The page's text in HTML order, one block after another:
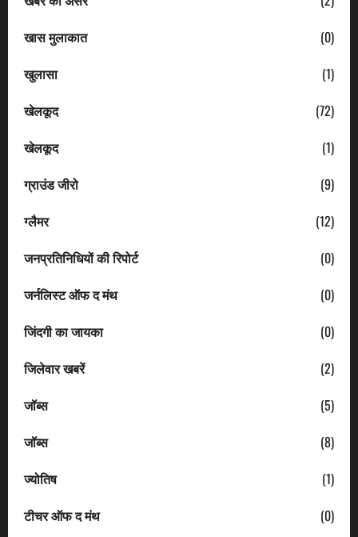
खास मुलाकात
(0)
खुलासा
(1)
खेलकूद
(72)
खेलकूद
(1)
ग्राउंड जीरो
(9)
ग्लैमर
(12)
जनप्रतिनिधियों की रिपोर्ट
(0)
जर्नलिस्ट ऑफ द मंथ
(0)
जिंदगी का जायका
(0)
जिलेवार खबरें
(2)
जॉब्स
(5)
जॉब्स
(8)
ज्योतिष
(1)
टीचर ऑफ द मंथ
(0)